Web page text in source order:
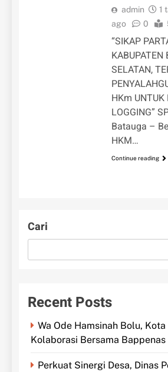
admin
1
ago
0
“SIKAP
KABUPATEN
SELATAN,
HKm UNTUK
LOGGING”
Batauga –
HKM…
Continue reading
Cari
Recent Posts
Wa Ode Hamsinah Bolu,
Kolaborasi Bersama Bappenas
Perkuat Sinergi Desa, Dinas